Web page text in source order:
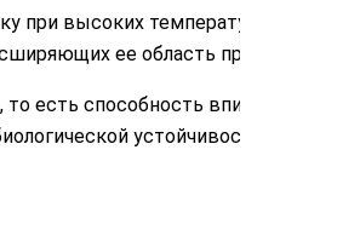
при высоких температурах. Эта
ее область применения.
есть способность впитывать влагу.
устойчивости. Также